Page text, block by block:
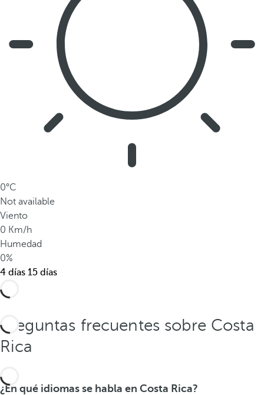
0°C
Not available
Viento
0 Km/h
Humedad
0%
4 días 15 días
s
e
a
s
Preguntas frecuentes sobre Costa
Rica
¿En qué idiomas se habla en Costa Rica?